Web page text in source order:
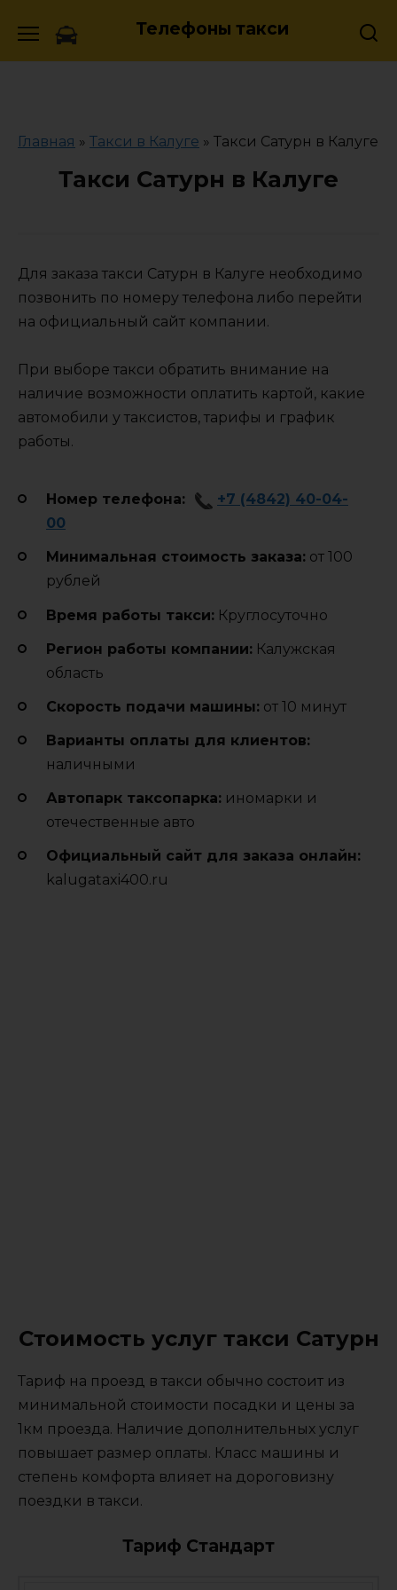
Телефоны такси
Главная » Такси в Калуге » Такси Сатурн в Калуге
Такси Сатурн в Калуге
Для заказа такси Сатурн в Калуге необходимо
позвонить по номеру телефона либо перейти
на официальный сайт компании.
При выборе такси обратить внимание на
наличие возможности оплатить картой, какие
автомобили у таксистов, тарифы и график
работы.
Номер телефона:
+7 (4842) 40-04-
00
Минимальная стоимость заказа: от 100
рублей
Время работы такси: Круглосуточно
Регион работы компании: Калужская
область
Cкорость подачи машины: от 10 минут
Варианты оплаты для клиентов:
наличными
Автопарк таксопарка: иномарки и
отечественные авто
Официальный сайт для заказа онлайн:
kalugataxi400.ru
Стоимость услуг такси Сатурн
Тариф на проезд в такси обычно состоит из
минимальной стоимости посадки и цены за
1км проезда. Наличие дополнительных услуг
повышает размер оплаты. Класс машины и
степень комфорта влияет на дороговизну
поездки в такси.
Тариф Стандарт